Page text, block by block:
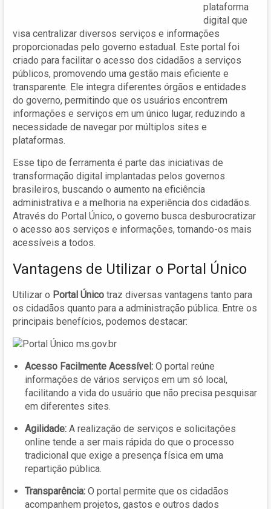
plataforma
digital que
visa centralizar diversos serviços e informações
proporcionadas pelo governo estadual. Este portal foi
criado para facilitar o acesso dos cidadãos a serviços
públicos, promovendo uma gestão mais eficiente e
transparente. Ele integra diferentes órgãos e entidades
do governo, permitindo que os usuários encontrem
informações e serviços em um único lugar, reduzindo a
necessidade de navegar por múltiplos sites e
plataformas.
Esse tipo de ferramenta é parte das iniciativas de
transformação digital implantadas pelos governos
brasileiros, buscando o aumento na eficiência
administrativa e a melhoria na experiência dos cidadãos.
Através do Portal Único, o governo busca desburocratizar
o acesso aos serviços e informações, tornando-os mais
acessíveis a todos.
Vantagens de Utilizar o Portal Único
Utilizar o Portal Único traz diversas vantagens tanto para
os cidadãos quanto para a administração pública. Entre os
principais benefícios, podemos destacar:
Acesso Facilmente Acessível: O portal reúne
informações de vários serviços em um só local,
facilitando a vida do usuário que não precisa pesquisar
em diferentes sites.
Agilidade: A realização de serviços e solicitações
online tende a ser mais rápida do que o processo
tradicional que exige a presença física em uma
repartição pública.
Transparência: O portal permite que os cidadãos
acompanhem projetos, gastos e outros dados